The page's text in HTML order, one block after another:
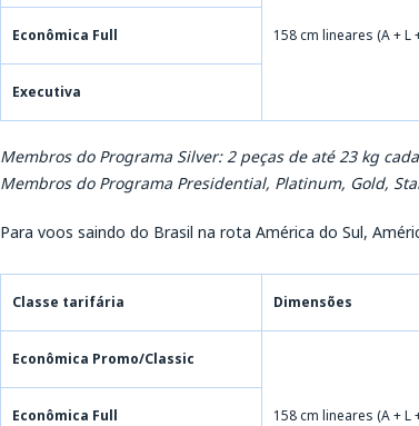
158 cm lineares (A + L
Econômica Full
Executiva
Membros do Programa Silver: 2 peças de até 23 kg
Membros do Programa Presidential, Platinum, Gold,
Para voos saindo do Brasil na rota América do Sul,
Classe tarifária Dimensões
Econômica Promo/Classic
158 cm lineares (A + L
Econômica Full